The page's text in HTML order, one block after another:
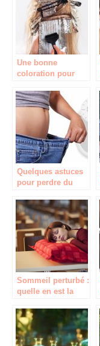
Une bonne
coloration pour
conseils
Quelques astuces
pour perdre du
Sommeil perturbé :
quelle en est la